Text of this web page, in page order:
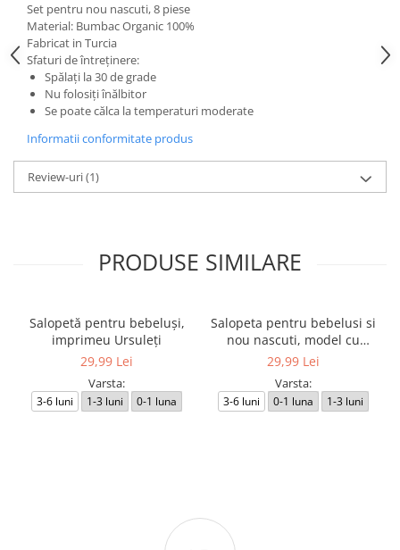
Set pentru nou nascuti, 8 piese
Material: Bumbac Organic 100%
Fabricat in Turcia
Sfaturi de întreținere:
Spălați la 30 de grade
Nu folosiți înălbitor
Se poate călca la temperaturi moderate
Informatii conformitate produs
Review-uri(1)
PRODUSE SIMILARE
Salopetă pentru bebeluși,
imprimeu Ursuleți
29,99 Lei
Varsta:
3-6 luni 1-3 luni 0-1 luna
Salopeta pentru bebelusi si
nou nascuti, model cu
Ursuleti
29,99 Lei
Varsta:
3-6 luni 0-1 luna 1-3 luni